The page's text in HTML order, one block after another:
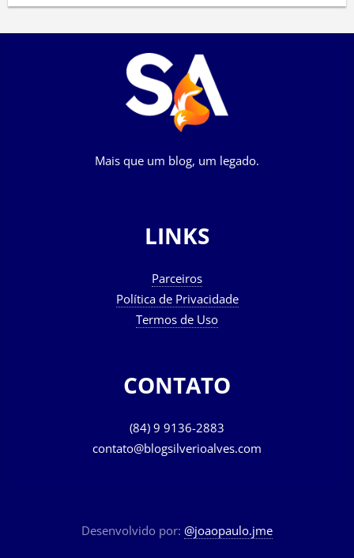
Mais que um blog, um legado.
LINKS
Parceiros
Política de Privacidade
Termos de Uso
CONTATO
(84) 9 9136-2883
contato@blogsilverioalves.com
Desenvolvido por: @joaopaulo.jme